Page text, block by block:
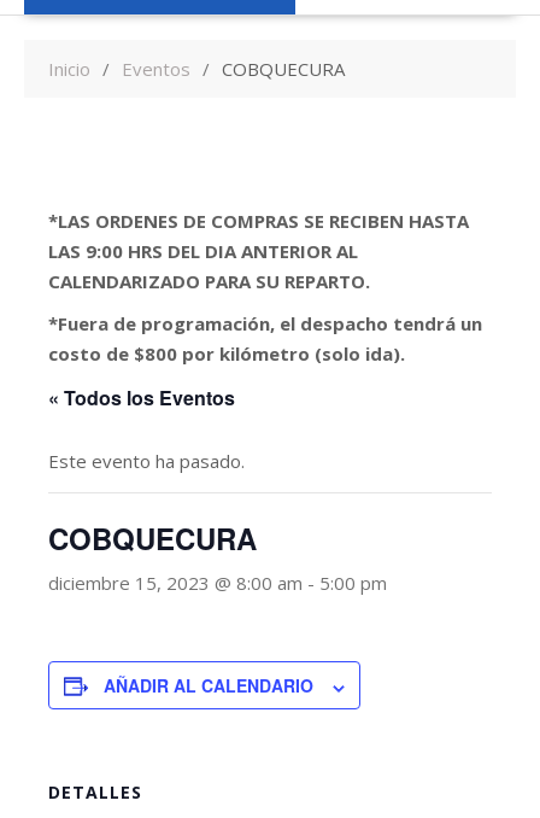
Inicio Eventos COBQUECURA
*LAS ORDENES DE COMPRAS SE RECIBEN HASTA
LAS 9:00 HRS DEL DIA ANTERIOR AL
CALENDARIZADO PARA SU REPARTO.
*Fuera de programación, el despacho tendrá un
costo de $800 por kilómetro (solo ida).
« Todos los Eventos
Este evento ha pasado.
COBQUECURA
diciembre 15, 2023 @ 8:00 am - 5:00 pm
AÑADIR AL CALENDARIO
DETALLES